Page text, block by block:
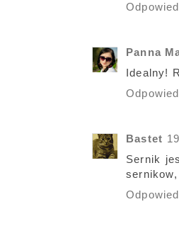
Panna
Idealny!
Bastet
Sernik